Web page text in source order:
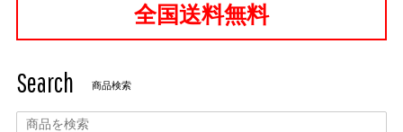
全国送料無料
Search 商品検索